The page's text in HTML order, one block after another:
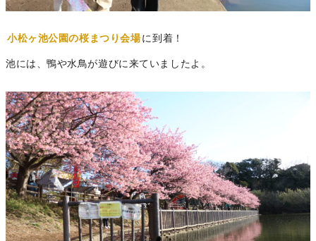
小松ヶ池公園の桜まつり会場に到着！
池には、鴨や水鳥が遊びに来ていましたよ。